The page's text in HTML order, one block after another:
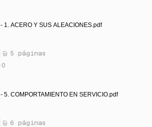
- 1. ACERO Y SUS ALEACIONES.pdf
5 páginas
0
- 5. COMPORTAMIENTO EN SERVICIO.pdf
6 páginas